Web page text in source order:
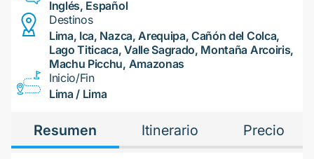
Inglés, Español
Destinos
Lima, Ica, Nazca, Arequipa, Cañón del Colca,
Lago Titicaca, Valle Sagrado, Montaña Arcoiris,
Machu Picchu, Amazonas
Inicio/Fin
Lima / Lima
Resumen Itinerario Precio